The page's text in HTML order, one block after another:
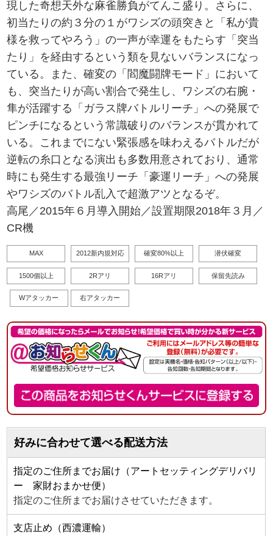
現した奇想天外な麻雀勝負がてんこ盛り。さらに、
初当たりの約３分の１がワシズの頭突きと「私が貴
様を救ってやろう」の一声が幸運をもたらす「突当
たり」を経由するという類を見ないバランスになっ
ている。また、確変の「閻魔闘牌モード」において
も、突当たりが高い割合で発生し、ワシズの右腕・
隼が活躍する「ガラス牌バトルリーチ」への発展で
ピンチになるという常識破りのバランスが貫かれて
いる。これまでにない緊張感を味わえるバトルだが
逆転の糸口となる演出も多数用意されており、通常
時にも発生する最強リーチ「豪運リーチ」への発展
やワシズのバトル乱入で超激アツとなるぞ。
高尾／2015年６月導入開始／設置期限2018年３月／
CR機
MAX 2012新内規対応 確変80%以上 潜伏確変
1500個以上 2Rアリ 16Rアリ 保留先読み
Wアタッカー 右アタッカー
好みに合わせて選べる配送方法
指定のご住所までお届け（アートセッティングデリバリ
ー 家財おまかせ便）
指定のご住所までお届けさせていただきます。
支店止め（西濃運輸）